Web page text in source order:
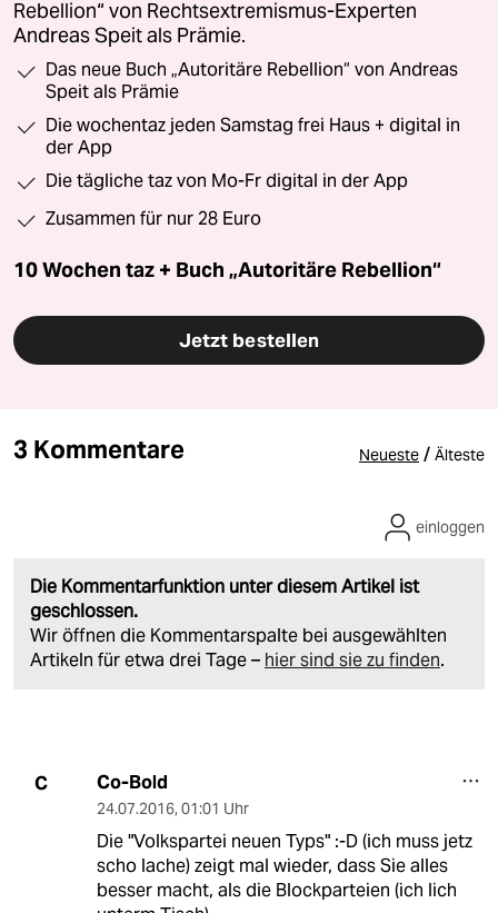
Rebellion“ von Rechtsextremismus-Experten
Andreas Speit als Prämie.
Das neue Buch „Autoritäre Rebellion“ von Andreas
Speit als Prämie
Die wochentaz jeden Samstag frei Haus + digital in
der App
Die tägliche taz von Mo-Fr digital in der App
Zusammen für nur 28 Euro
10 Wochen taz + Buch „Autoritäre Rebellion“
Jetzt bestellen
3 Kommentare Neueste / Älteste
Die Kommentarfunktion unter diesem Artikel ist
geschlossen.
Wir öffnen die Kommentarspalte bei ausgewählten
Artikeln für etwa drei Tage – hier sind sie zu finden.
einloggen
C Co-Bold
24.07.2016, 01:01 Uhr
Die "Volkspartei neuen Typs" :-D (ich muss jetz
scho lache) zeigt mal wieder, dass Sie alles
besser macht, als die Blockparteien (ich lich